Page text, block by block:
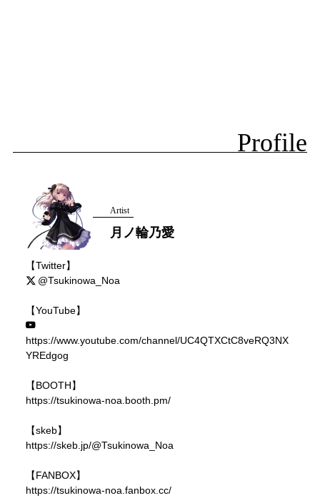
Profile
Artist
月ノ輪乃愛
【Twitter】
@Tsukinowa_Noa
【YouTube】
https://www.youtube.com/channel/UC4QTXCtC8veRQ3NX
YREdgog
【BOOTH】
https://tsukinowa-noa.booth.pm/
【skeb】
https://skeb.jp/@Tsukinowa_Noa
【FANBOX】
https://tsukinowa-noa.fanbox.cc/